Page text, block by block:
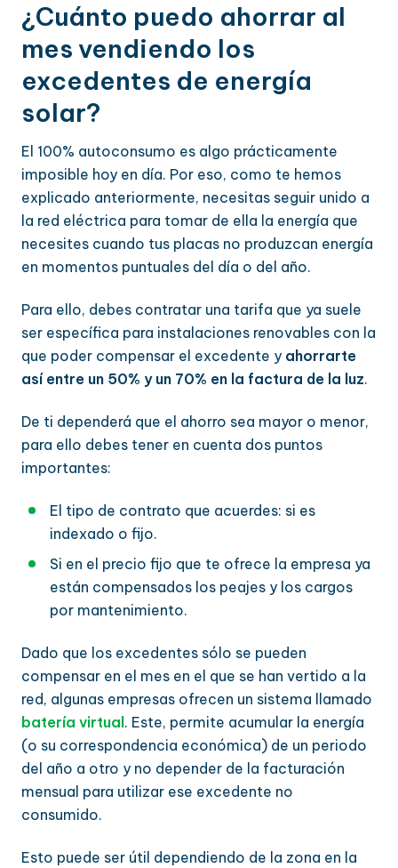
¿Cuánto puedo ahorrar al
mes vendiendo los
excedentes de energía
solar?
El 100% autoconsumo es algo prácticamente
imposible hoy en día. Por eso, como te hemos
explicado anteriormente, necesitas seguir unido a
la red eléctrica para tomar de ella la energía que
necesites cuando tus placas no produzcan energía
en momentos puntuales del día o del año.
Para ello, debes contratar una tarifa que ya suele
ser específica para instalaciones renovables con la
que poder compensar el excedente y ahorrarte
así entre un 50% y un 70% en la factura de la luz.
De ti dependerá que el ahorro sea mayor o menor,
para ello debes tener en cuenta dos puntos
importantes:
El tipo de contrato que acuerdes: si es
indexado o fijo.
Si en el precio fijo que te ofrece la empresa ya
están compensados los peajes y los cargos
por mantenimiento.
Dado que los excedentes sólo se pueden
compensar en el mes en el que se han vertido a la
red, algunas empresas ofrecen un sistema llamado
batería virtual . Este, permite acumular la energía
(o su correspondencia económica) de un periodo
del año a otro y no depender de la facturación
mensual para utilizar ese excedente no
consumido.
Esto puede ser útil dependiendo de la zona en la